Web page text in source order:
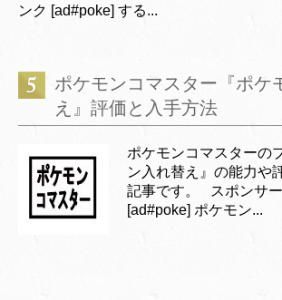
ンク [ad#poke] する...
ポケモンコマスター『ポケ
え』評価と入手方法
ポケモンコマスターの
ン入れ替え』の能力や
記事です。 スポンサ
[ad#poke] ポケモン...